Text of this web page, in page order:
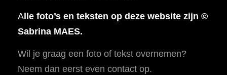
A lle foto’s en teksten op deze website zijn ©
Sabrina MAES.
Wil je graag een foto of tekst overnemen?
Neem dan eerst even contact op.